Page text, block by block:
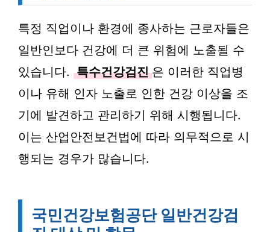
특정 직업이나 환경에 종사하는 근로자들은
일반인보다 건강에 더 큰 위험에 노출될 수
있습니다. 특수건강검진 은 이러한 직업병
이나 유해 인자 노출로 인한 건강 이상을 조
기에 발견하고 관리하기 위해 시행됩니다.
이는 산업안전보건법에 따라 의무적으로 시
행되는 경우가 많습니다.
국민건강보험공단 일반건강검